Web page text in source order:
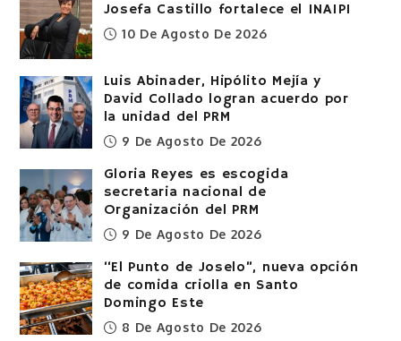
Josefa Castillo fortalece el INAIPI
10 De Agosto De 2026
Luis Abinader, Hipólito Mejía y
David Collado logran acuerdo por
la unidad del PRM
9 De Agosto De 2026
Gloria Reyes es escogida
secretaria nacional de
Organización del PRM
9 De Agosto De 2026
“El Punto de Joselo”, nueva opción
de comida criolla en Santo
Domingo Este
8 De Agosto De 2026